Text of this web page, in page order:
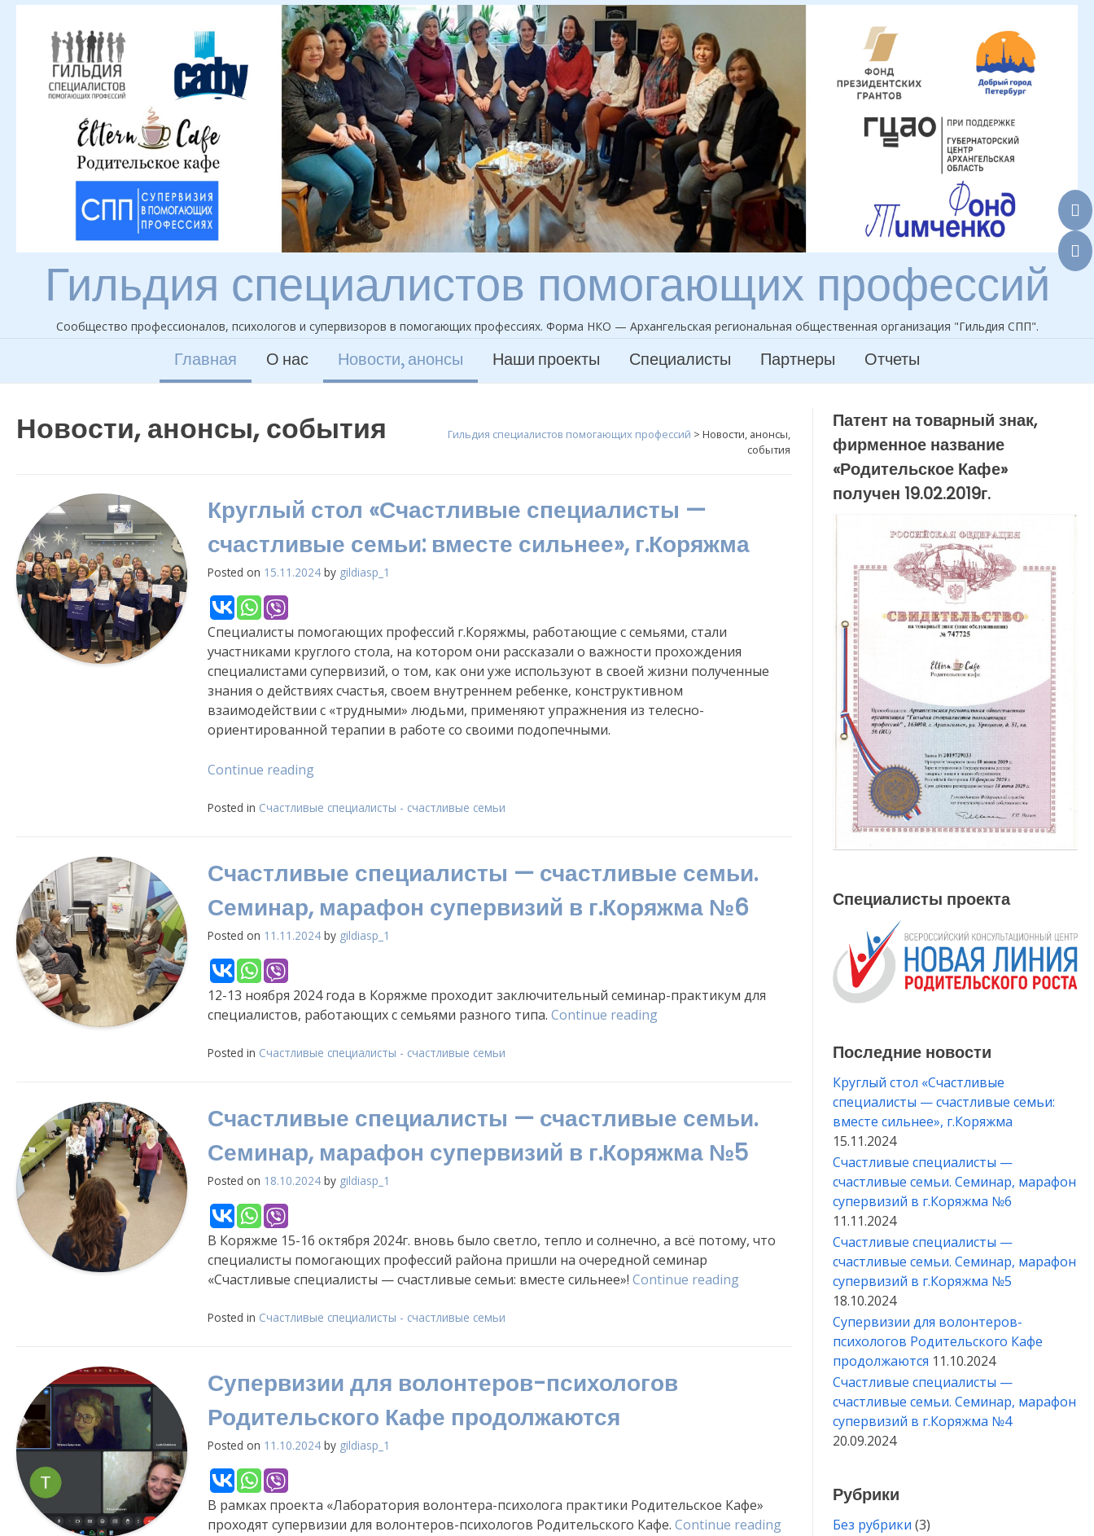
Skip
Гильдия специалистов помогающих профессий
Сообщество профессионалов, психологов и супервизоров в помогающих профессиях. Форма НКО — Архангельская региональная общественная организация "Гильдия СПП".
Главная О нас Новости, анонсы Наши проекты Специалисты Партнеры Отчеты
Новости, анонсы, события Гильдия специалистов помогающих профессий > Новости, анонсы,
события
Круглый стол «Счастливые специалисты —
счастливые семьи: вместе сильнее», г.Коряжма
Posted on 15.11.2024by gildiasp_1
Специалисты помогающих профессий г.Коряжмы, работающие с семьями, стали
участниками круглого стола, на котором они рассказали о важности прохождения
специалистами супервизий, о том, как они уже используют в своей жизни полученные
знания о действиях счастья, своем внутреннем ребенке, конструктивном
взаимодействии с «трудными» людьми, применяют упражнения из телесно-
ориентированной терапии в работе со своими подопечными.
Continue reading«Круглый
«Счастливые
счастливые
семьи:
вместе
сильнее»,
г.Коряжма»
Posted in Счастливые специалисты - счастливые семьи
Счастливые специалисты — счастливые семьи.
Семинар, марафон супервизий в г.Коряжма №6
Posted on 11.11.2024by gildiasp_1
12-13 ноября 2024 года в Коряжме проходит заключительный семинар-практикум для
специалистов, работающих с семьями разного типа. Continue reading«Счастливые
Семинар,
марафон
супервизий
Posted in Счастливые специалисты - счастливые семьи
Счастливые специалисты — счастливые семьи.
Семинар, марафон супервизий в г.Коряжма №5
Posted on 18.10.2024by gildiasp_1
В Коряжме 15-16 октября 2024г. вновь было светло, тепло и солнечно, а всё потому, что
специалисты помогающих профессий района пришли на очередной семинар
«Счастливые специалисты — счастливые семьи: вместе сильнее»! Continue reading«Счастливые
Posted in Счастливые специалисты - счастливые семьи
Супервизии для волонтеров-психологов
Родительского Кафе продолжаются
Posted on 11.10.2024by gildiasp_1
В рамках проекта «Лаборатория волонтера-психолога практики Родительское Кафе»
проходят супервизии для волонтеров-психологов Родительского Кафе. Continue reading«Супервизии
Патент на товарный знак,
фирменное название
«Родительское Кафе»
получен 19.02.2019г.
Специалисты проекта
Последние новости
Круглый стол «Счастливые
специалисты — счастливые семьи:
вместе сильнее», г.Коряжма
15.11.2024
Счастливые специалисты —
счастливые семьи. Семинар, марафон
супервизий в г.Коряжма №6
11.11.2024
Счастливые специалисты —
счастливые семьи. Семинар, марафон
супервизий в г.Коряжма №5
18.10.2024
Супервизии для волонтеров-
психологов Родительского Кафе
продолжаются 11.10.2024
Счастливые специалисты —
счастливые семьи. Семинар, марафон
супервизий в г.Коряжма №4
20.09.2024
Рубрики
Без рубрики (3)